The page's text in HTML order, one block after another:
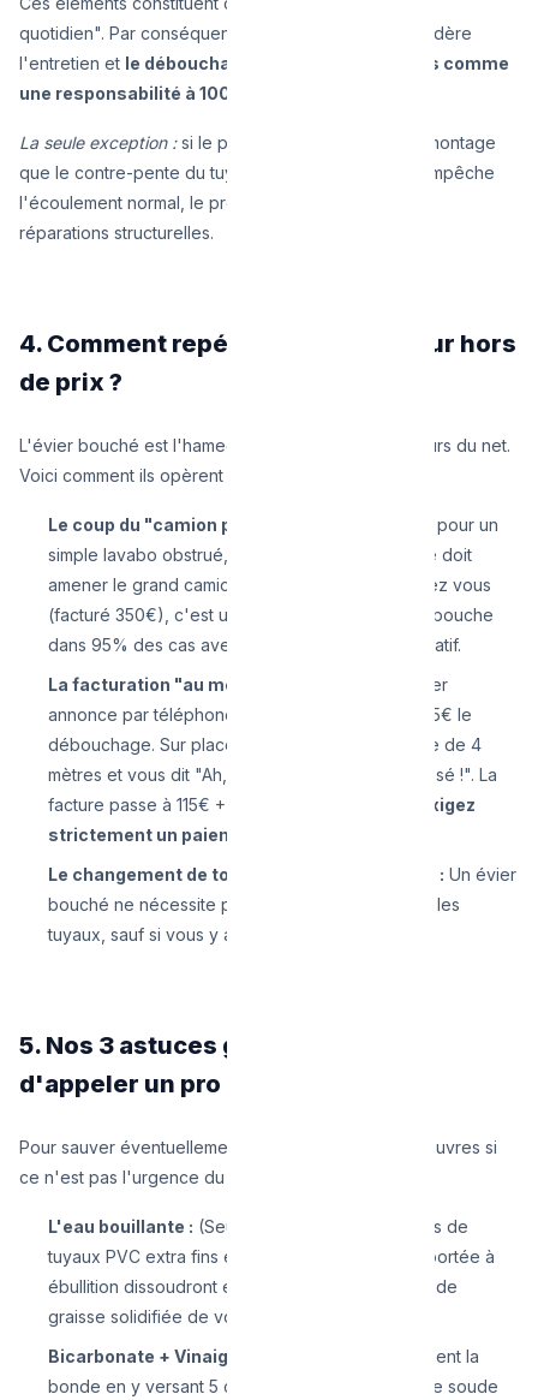
quotidien". Par conséquent, en Belgique, la loi considère
l'entretien et le débouchage des éviers et lavabos comme
une responsabilité à 100% du locataire
La seule exception :si le plombier prouve après démontage
que le contre-pente du tuyau (tuyau qui remonte) empêche
l'écoulement normal, le propriétaire devra payer les
réparations structurelles.
4. Comment repérer un déboucheur hors
de prix ?
L'évier bouché est l'hameçon préféré des arnaqueurs du net.
Voici comment ils opèrent et comment les fuir :
Le coup du "camion pompe" pour un évier :
Si pour un
simple lavabo obstrué, la société vous dit qu'elle doit
amener le grand camion hydrocureur devant chez vous
(facturé 350€), c'est une fraude. Un évier se débouche
dans 95% des cas avec un outillage manuel portatif.
La facturation "au mètre" du furet :
Le plombier
annonce par téléphone 15€ le déplacement et 25€ le
débouchage. Sur place, il sort le furet, le déroule de 4
mètres et vous dit "Ah, c'est 25€ LE MÈTRE poussé !". La
facture passe à 115€ + TVA + Frais de dossier.
Exigez
strictement un paiement forfaitaire.
Le changement de toute la tuyauterie en PVC : Un évier
bouché ne nécessite presque jamais de disquer les
tuyaux, sauf si vous y avez coulé du ciment.
5. Nos 3 astuces gratuites avant
d'appeler un pro
Pour sauver éventuellement 100€, tentez ces manœuvres si
ce n'est pas l'urgence du siècle :
L'eau bouillante : (Seulement si vous n'avez pas de
tuyaux PVC extra fins et fragiles). 3 litres d'eau portée à
ébullition dissoudront en grande partie les blocs de
graisse solidifiée de votre cuisine.
Bicarbonate + Vinaigre :
Récurez écologiquement la
bonde en y versant 5 cuillères de bicarbonate de soude